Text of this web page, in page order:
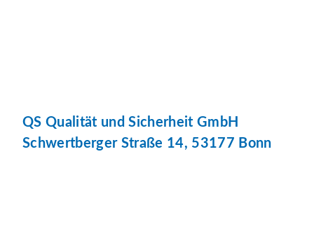
QS Qualität und Sicherheit GmbH
Schwertberger Straße 14, 53177 Bonn